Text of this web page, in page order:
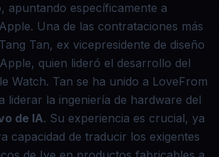
apuntando específicamente a
Una de las contrataciones más
Tan, ex vicepresidente de diseño
quien lideró el desarrollo del
Watch. Tan se ha unido a LoveFrom
liderar la ingeniería de hardware del
de IA. Su experiencia es crucial, ya
capacidad de traducir los exigentes